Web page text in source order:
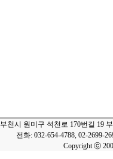
부천시 원미구 석천로 170번길 19
전화: 032-654-4788, 02-2699-
Copyright ⓒ